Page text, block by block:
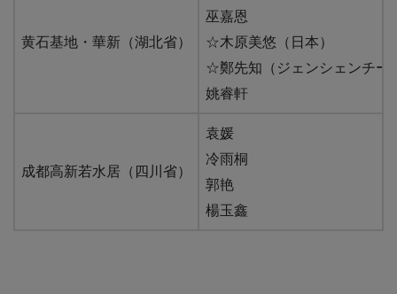
黄石基地・華新（湖北省）
巫嘉恩
☆木原美悠（日本）
☆鄭先知（ジェンシェンチー
姚睿軒
成都高新若水居（四川省）
袁媛
冷雨桐
郭艳
楊玉鑫